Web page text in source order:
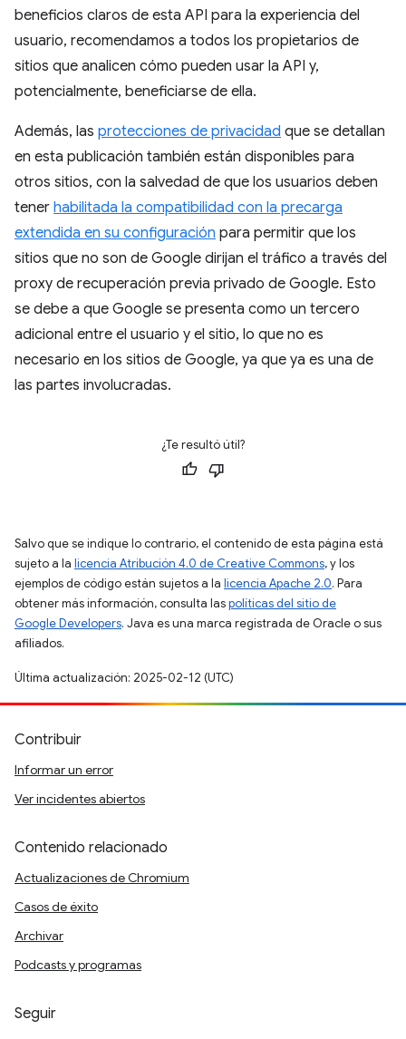
beneficios claros de esta API para la experiencia del
usuario, recomendamos a todos los propietarios de
sitios que analicen cómo pueden usar la API y,
potencialmente, beneficiarse de ella.
Además, las protecciones de privacidad que se detallan
en esta publicación también están disponibles para
otros sitios, con la salvedad de que los usuarios deben
tener habilitada la compatibilidad con la precarga
extendida en su configuración para permitir que los
sitios que no son de Google dirijan el tráfico a través del
proxy de recuperación previa privado de Google. Esto
se debe a que Google se presenta como un tercero
adicional entre el usuario y el sitio, lo que no es
necesario en los sitios de Google, ya que ya es una de
las partes involucradas.
¿Te resultó útil?
Salvo que se indique lo contrario, el contenido de esta página está
sujeto a la licencia Atribución 4.0 de Creative Commons, y los
ejemplos de código están sujetos a la licencia Apache 2.0. Para
obtener más información, consulta laspolíticas del sitio de
Google Developers. Java es una marca registrada de Oracle o sus
afiliados.
Última actualización: 2025-02-12 (UTC)
Contribuir
Informar un error
Ver incidentes abiertos
Contenido relacionado
Actualizaciones de Chromium
Casos de éxito
Archivar
Podcasts y programas
Seguir